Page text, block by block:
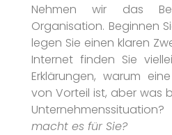
Nehmen wir das
Organisation. Beginnen
legen Sie einen klaren
Internet finden Sie
Erklärungen, warum
von Vorteil ist, aber was
macht es für Sie?